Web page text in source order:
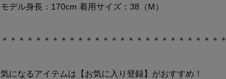
モデル身長：170cm 着用サイズ：38（M）
＊＊＊＊＊＊＊＊＊＊＊＊＊＊＊＊＊＊＊＊＊＊＊＊＊＊
気になるアイテムは【お気に入り登録】がおすすめ！